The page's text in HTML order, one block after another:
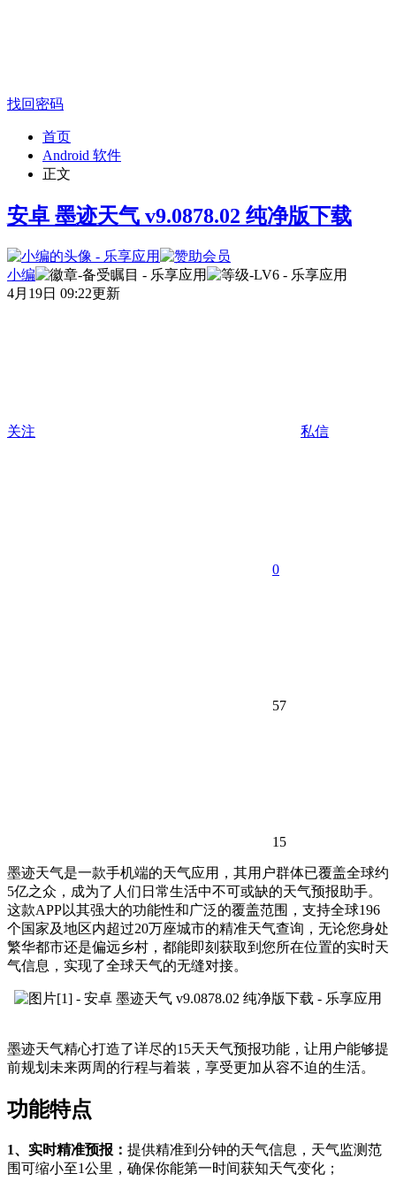
找回密码
首页
Android 软件
正文
安卓 墨迹天气 v9.0878.02 纯净版下载
小编
4月19日 09:22更新
关注 私信
0
57
15
墨迹天气是一款手机端的天气应用，其用户群体已覆盖全球约
5亿之众，成为了人们日常生活中不可或缺的天气预报助手。
这款APP以其强大的功能性和广泛的覆盖范围，支持全球196
个国家及地区内超过20万座城市的精准天气查询，无论您身处
繁华都市还是偏远乡村，都能即刻获取到您所在位置的实时天
气信息，实现了全球天气的无缝对接。
墨迹天气精心打造了详尽的15天天气预报功能，让用户能够提
前规划未来两周的行程与着装，享受更加从容不迫的生活。
功能特点
1、实时精准预报： 提供精准到分钟的天气信息，天气监测范
围可缩小至1公里，确保你能第一时间获知天气变化；